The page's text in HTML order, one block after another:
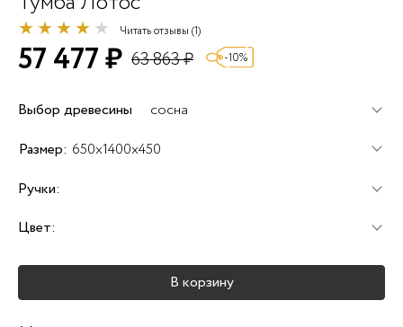
Читать отзывы (1)
57 477 ₽ 63 863 ₽ -10%
Выбор древесины сосна
Размер: 650x1400x450
Ручки:
Цвет:
В корзину